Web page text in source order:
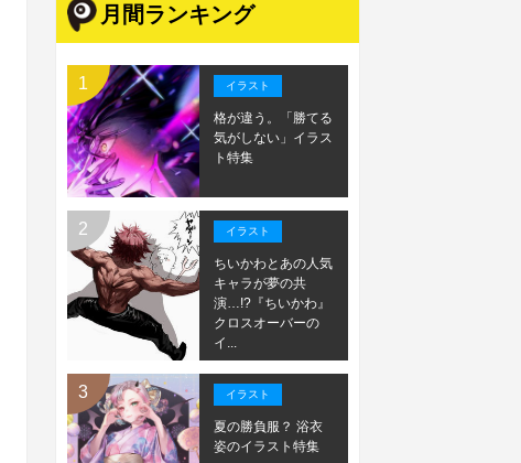
月間ランキング
イラスト
格が違う。「勝てる
気がしない」イラス
ト特集
イラスト
ちいかわとあの人気
キャラが夢の共
演…!?『ちいかわ』
クロスオーバーの
イ...
イラスト
夏の勝負服？ 浴衣
姿のイラスト特集